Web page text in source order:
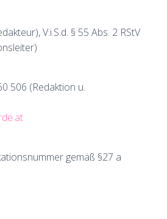
V.i.S.d. § 55 Abs. 2 RStV
506 (Redaktion u.
gemäß §27 a